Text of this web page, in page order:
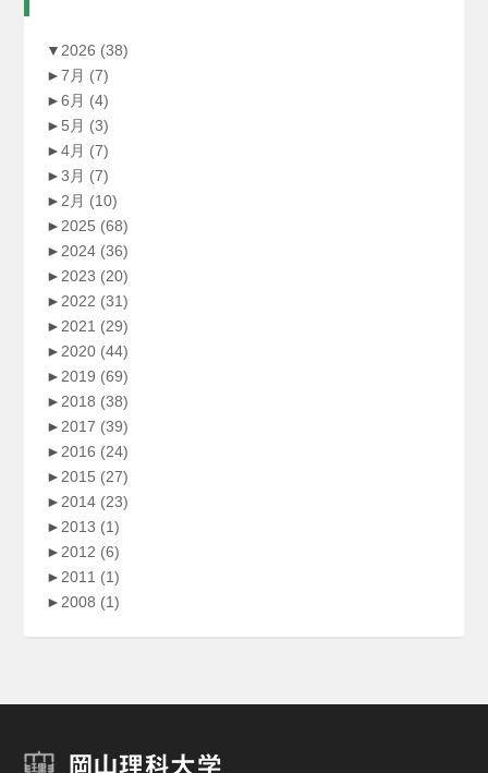
▼2026 (38)
►7月 (7)
►6月 (4)
► 5月 (3)
►4月 (7)
►3月 (7)
►2月 (10)
►2025 (68)
►2024 (36)
►2023 (20)
►2022 (31)
►2021 (29)
►2020 (44)
►2019 (69)
►2018 (38)
►2017 (39)
►2016 (24)
►2015 (27)
►2014 (23)
►2013 (1)
►2012 (6)
►2011 (1)
►2008 (1)